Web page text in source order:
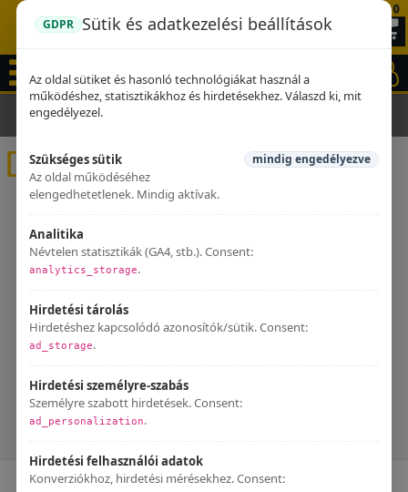
GDPR Sütik és adatkezelési beállítások
Az oldal sütiket és hasonló technológiákat használ a
működéshez, statisztikákhoz és hirdetésekhez. Válaszd ki, mit
engedélyezel.
Szükséges sütik
Az oldal működéséhez
elengedhetetlenek. Mindig aktívak.
mindig engedélyezve
Analitika
Névtelen statisztikák (GA4, stb.). Consent:
analytics_storage.
Hirdetési tárolás
Hirdetéshez kapcsolódó azonosítók/sütik. Consent:
ad_storage.
Hirdetési személyre-szabás
Személyre szabott hirdetések. Consent:
ad_personalization.
Hirdetési felhasználói adatok
Konverziókhoz, hirdetési mérésekhez. Consent:
0
Kezdőlap Kipufogók
Daelim
VJF ROADSPORT 125
Kapcsolat Blog Elállás a szerződéstől